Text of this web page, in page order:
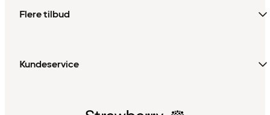
Flere tilbud
Kundeservice